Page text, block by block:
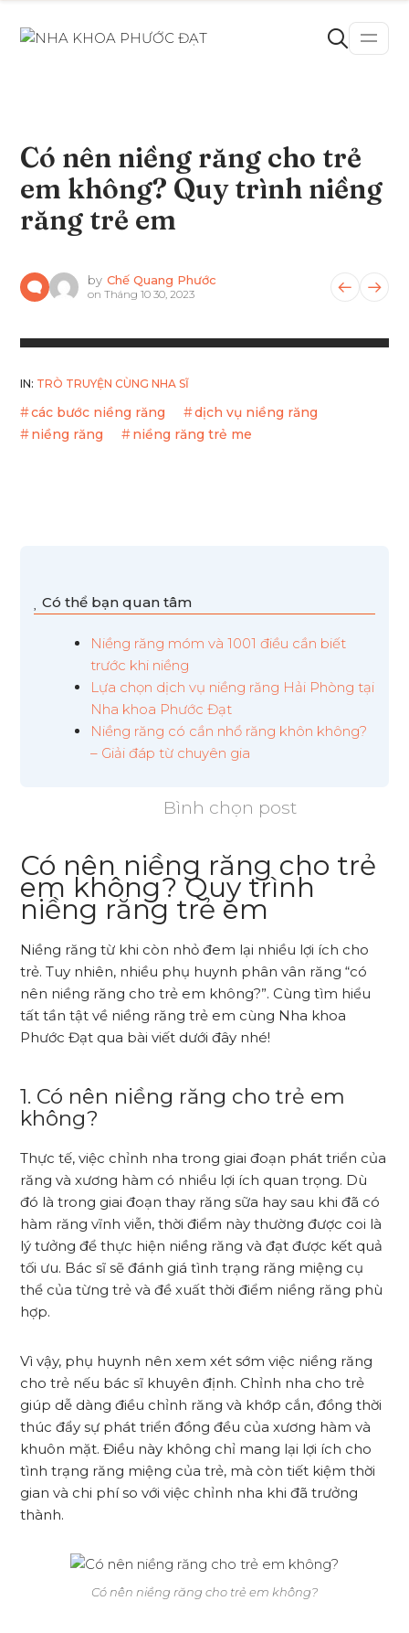
Có nên niềng răng cho trẻ
em không? Quy trình niềng
răng trẻ em
by Chế Quang Phước
on Tháng 10 30, 2023
IN: TRÒ TRUYỆN CÙNG NHA SĨ
các bước niềng răng
dịch vụ niềng răng
niềng răng
niềng răng trẻ me
Có thể bạn quan tâm
Niềng răng móm và 1001 điều cần biết
trước khi niềng
Lựa chọn dịch vụ niềng răng Hải Phòng tại
Nha khoa Phước Đạt
Niềng răng có cần nhổ răng khôn không?
– Giải đáp từ chuyên gia
Bình chọn post
Có nên niềng răng cho trẻ
em không? Quy trình
niềng răng trẻ em
Niềng răng từ khi còn nhỏ đem lại nhiều lợi ích cho
trẻ. Tuy nhiên, nhiều phụ huynh phân vân răng “có
nên niềng răng cho trẻ em không?”. Cùng tìm hiểu
tất tần tật về niềng răng trẻ em cùng Nha khoa
Phước Đạt qua bài viết dưới đây nhé!
1. Có nên niềng răng cho trẻ em
không?
Thực tế, việc chỉnh nha trong giai đoạn phát triển của
răng và xương hàm có nhiều lợi ích quan trọng. Dù
đó là trong giai đoạn thay răng sữa hay sau khi đã có
hàm răng vĩnh viễn, thời điểm này thường được coi là
lý tưởng để thực hiện niềng răng và đạt được kết quả
tối ưu. Bác sĩ sẽ đánh giá tình trạng răng miệng cụ
thể của từng trẻ và đề xuất thời điểm niềng răng phù
hợp.
Vì vậy, phụ huynh nên xem xét sớm việc niềng răng
cho trẻ nếu bác sĩ khuyên định. Chỉnh nha cho trẻ
giúp dễ dàng điều chỉnh răng và khớp cắn, đồng thời
thúc đẩy sự phát triển đồng đều của xương hàm và
khuôn mặt. Điều này không chỉ mang lại lợi ích cho
tình trạng răng miệng của trẻ, mà còn tiết kiệm thời
gian và chi phí so với việc chỉnh nha khi đã trưởng
thành.
Có nên niềng răng cho trẻ em không?